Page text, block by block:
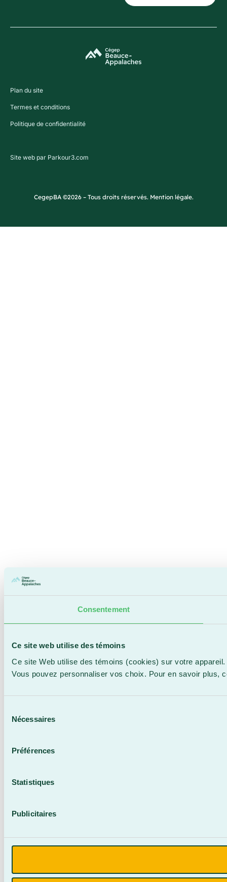
Consentement
Ce site web utilise des témoins
Ce site Web utilise des témoins (cookies) sur votre
Vous pouvez personnaliser vos choix. Pour en savoir plus,
Nécessaires
Préférences
Statistiques
Publicitaires
Plan du site
Termes et conditions
Politique de confidentialité
Site web par Parkour3.com
CegepBA ©2026 – Tous droits réservés. Mention légale.